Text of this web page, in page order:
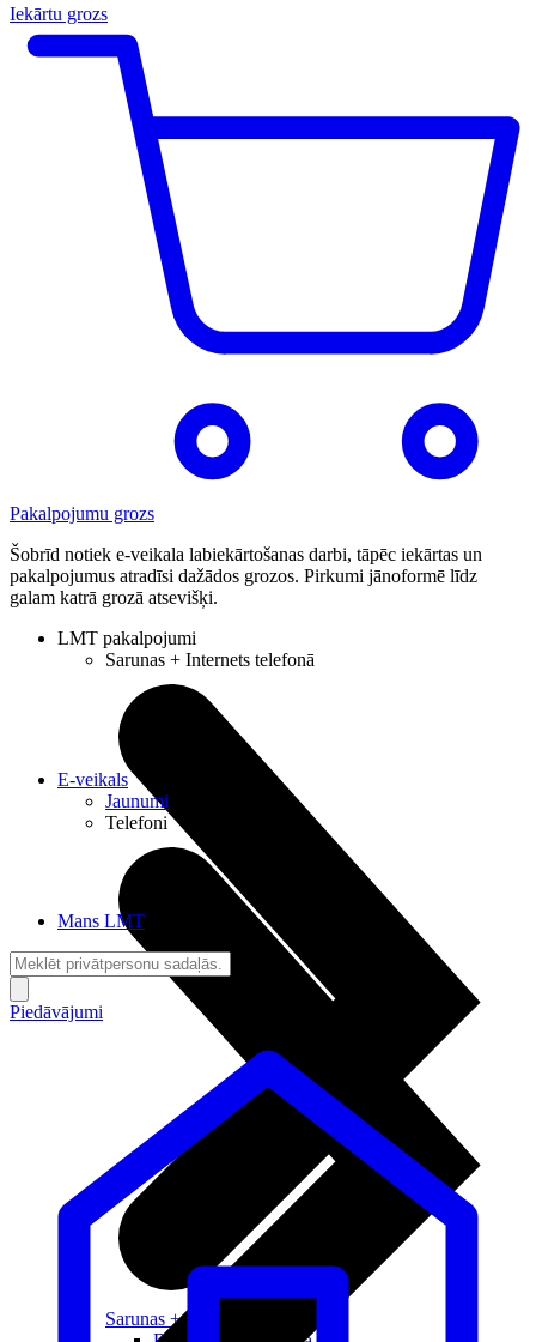
Iekārtu grozs
Pakalpojumu grozs
Šobrīd notiek e-veikala labiekārtošanas darbi, tāpēc iekārtas un
pakalpojumus atradīsi dažādos grozos. Pirkumi jānoformē līdz
galam katrā grozā atsevišķi.
LMT pakalpojumi
Sarunas + Internets telefonā
Sarunas + Internets
E-veikals
Jaunumi
Telefoni
Mans LMT
Piedāvājumi